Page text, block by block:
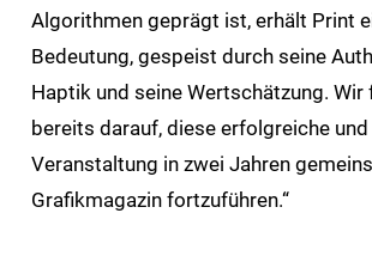
Algorithmen geprägt ist, erhält Print
Bedeutung, gespeist durch seine
Haptik und seine Wertschätzung. Wir
bereits darauf, diese erfolgreiche
Veranstaltung in zwei Jahren
Grafikmagazin fortzuführen.“